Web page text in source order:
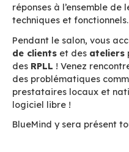
Elles sont
Rhône-Alpes) qui
d’Entreprises du
Auvergne-Rhône-
l’Open-Source ont
« coopétition », de
écosystème